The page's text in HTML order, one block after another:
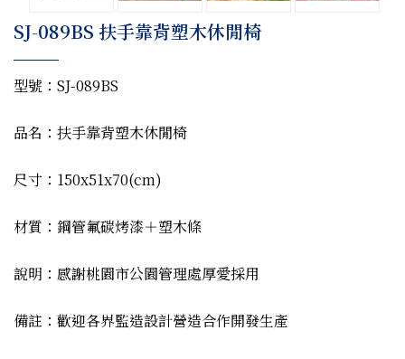
SJ-089BS 扶手靠背塑木休閒椅
型號：SJ-089BS
品名：扶手靠背塑木休閒椅
尺寸：150x51x70(cm)
材質：鋼管氟碳烤漆＋塑木條
說明：感謝桃園市公園管理處厚愛採用
備註：歡迎各界監造設計營造合作開發生產